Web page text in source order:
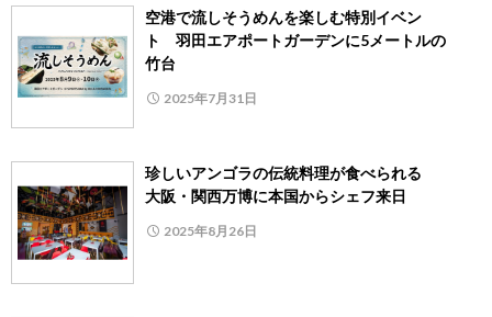
空港で流しそうめんを楽しむ特別イベン
ト 羽田エアポートガーデンに5メートルの
竹台
2025年7月31日
珍しいアンゴラの伝統料理が食べられる
大阪・関西万博に本国からシェフ来日
2025年8月26日